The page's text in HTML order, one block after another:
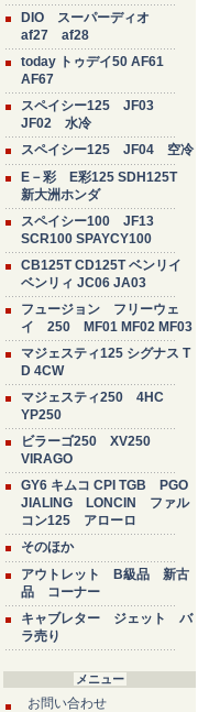
DIO スーパーディオ
af27 af28
today トゥデイ50 AF61
AF67
スペイシー125 JF03
JF02 水冷
スペイシー125 JF04 空冷
E－彩 E彩125 SDH125T
新大洲ホンダ
スペイシー100 JF13
SCR100 SPAYCY100
CB125T CD125T ベンリイ
ベンリィ JC06 JA03
フュージョン フリーウェ
イ 250 MF01 MF02 MF03
マジェスティ125 シグナス T
D 4CW
マジェスティ250 4HC
YP250
ビラーゴ250 XV250
VIRAGO
GY6 キムコ CPI TGB PGO
JIALING LONCIN ファル
コン125 アローロ
そのほか
アウトレット B級品 新古
品 コーナー
キャブレター ジェット バ
ラ売り
メニュー
お問い合わせ